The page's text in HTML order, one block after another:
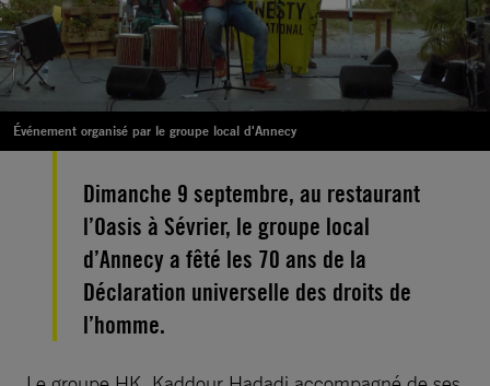
Événement organisé par le groupe local d'Annecy
Dimanche 9 septembre, au restaurant
l’Oasis à Sévrier, le groupe local
d’Annecy a fêté les 70 ans de la
Déclaration universelle des droits de
l’homme.